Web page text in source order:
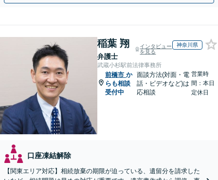
稲葉 翔
弁護士
インタビュー
を見る
神奈川県
武蔵小杉駅前法律事務所
前橋市 か
らも相談
受付中
面談方法(対面・電
話・ビデオなど)は
応相談
営業時
間：本日
定休日
口座凍結解除
【関東エリア対応】相続放棄の期限が迫っている、遺留分を請求した